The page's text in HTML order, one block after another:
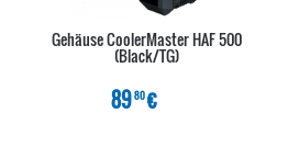
Gehäuse CoolerMaster HAF 500
(Black/TG)
8980€